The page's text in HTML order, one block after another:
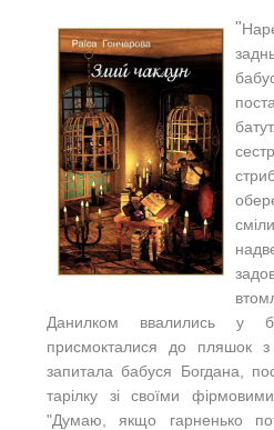
"
Данилком ввалились у
присмокталися до пляшок
запитала бабуся Богдана,
тарілку зі своїми
"Думаю, якщо гарненько